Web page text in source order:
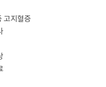
고지혈증